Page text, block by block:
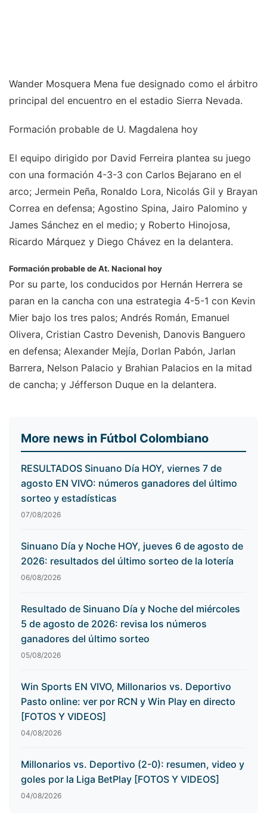
Wander Mosquera Mena fue designado como el árbitro
principal del encuentro en el estadio Sierra Nevada.
Formación probable de U. Magdalena hoy
El equipo dirigido por David Ferreira plantea su juego
con una formación 4-3-3 con Carlos Bejarano en el
arco; Jermein Peña, Ronaldo Lora, Nicolás Gil y Brayan
Correa en defensa; Agostino Spina, Jairo Palomino y
James Sánchez en el medio; y Roberto Hinojosa,
Ricardo Márquez y Diego Chávez en la delantera.
Formación probable de At. Nacional hoy
Por su parte, los conducidos por Hernán Herrera se
paran en la cancha con una estrategia 4-5-1 con Kevin
Mier bajo los tres palos; Andrés Román, Emanuel
Olivera, Cristian Castro Devenish, Danovis Banguero
en defensa; Alexander Mejía, Dorlan Pabón, Jarlan
Barrera, Nelson Palacio y Brahian Palacios en la mitad
de cancha; y Jéfferson Duque en la delantera.
More news in Fútbol Colombiano
RESULTADOS Sinuano Día HOY, viernes 7 de
agosto EN VIVO: números ganadores del último
sorteo y estadísticas
07/08/2026
Sinuano Día y Noche HOY, jueves 6 de agosto de
2026: resultados del último sorteo de la lotería
06/08/2026
Resultado de Sinuano Día y Noche del miércoles
5 de agosto de 2026: revisa los números
ganadores del último sorteo
05/08/2026
Win Sports EN VIVO, Millonarios vs. Deportivo
Pasto online: ver por RCN y Win Play en directo
[FOTOS Y VIDEOS]
04/08/2026
Millonarios vs. Deportivo (2-0): resumen, video y
goles por la Liga BetPlay [FOTOS Y VIDEOS]
04/08/2026